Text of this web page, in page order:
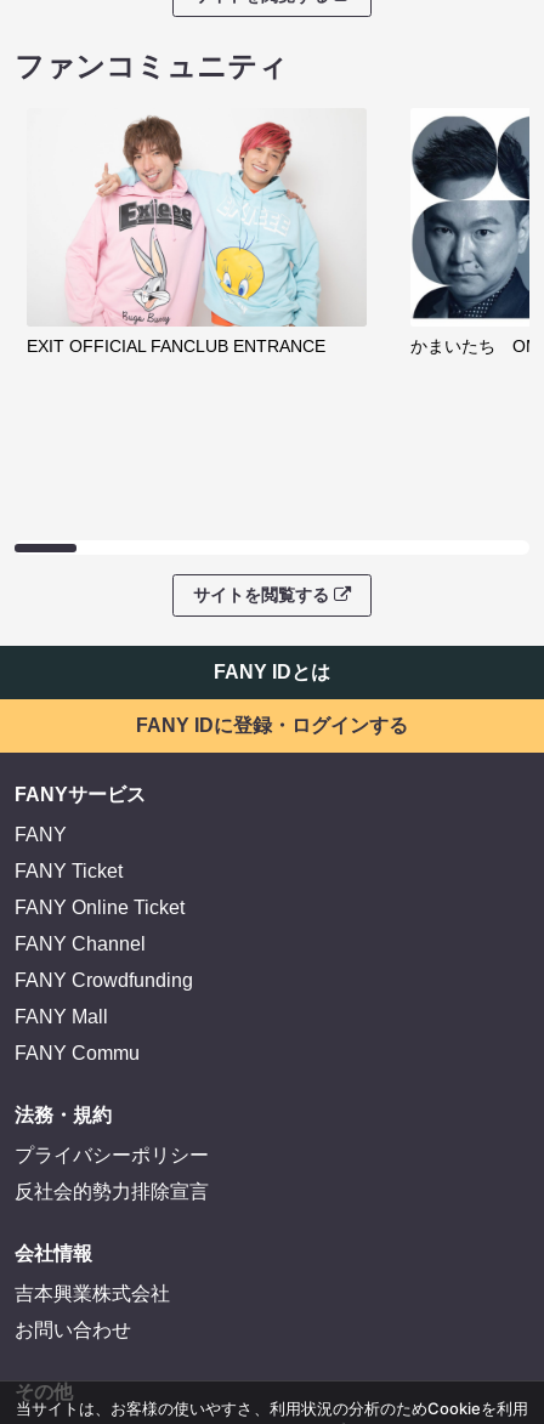
ファンコミュニティ
EXIT OFFICIAL FANCLUB ENTRANCE かまいたち
FANY IDとは
FANY IDに登録・ログインする
FANY
FANY Ticket
FANY Online Ticket
FANY Channel
FANY Crowdfunding
FANY Mall
FANY Commu
プライバシーポリシー
反社会的勢力排除宣言
吉本興業株式会社
お問い合わせ
よしもとニュースセンターアーカイブ
当サイトは、お客様の使いやすさ、利用状況の分析のためCookieを利用